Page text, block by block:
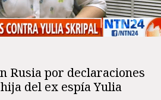
Rusia por declaraciones
del ex espía Yulia